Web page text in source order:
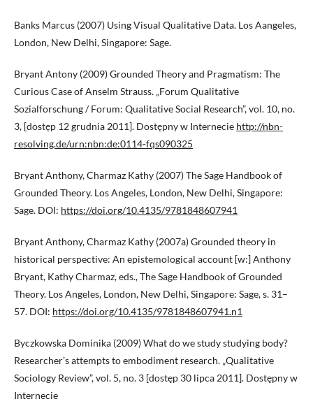
Banks Marcus (2007) Using Visual Qualitative Data. Los Aangeles,
London, New Delhi, Singapore: Sage.
Bryant Antony (2009) Grounded Theory and Pragmatism: The
Curious Case of Anselm Strauss. „Forum Qualitative
Sozialforschung / Forum: Qualitative Social Research”, vol. 10, no.
3, [dostęp 12 grudnia 2011]. Dostępny w Internecie http://nbn-
resolving.de/urn:nbn:de:0114-fqs090325
Bryant Anthony, Charmaz Kathy (2007) The Sage Handbook of
Grounded Theory. Los Angeles, London, New Delhi, Singapore:
Sage. DOI: https://doi.org/10.4135/9781848607941
Bryant Anthony, Charmaz Kathy (2007a) Grounded theory in
historical perspective: An epistemological account [w:] Anthony
Bryant, Kathy Charmaz, eds., The Sage Handbook of Grounded
Theory. Los Angeles, London, New Delhi, Singapore: Sage, s. 31–
57. DOI: https://doi.org/10.4135/9781848607941.n1
Byczkowska Dominika (2009) What do we study studying body?
Researcher’s attempts to embodiment research. „Qualitative
Sociology Review”, vol. 5, no. 3 [dostęp 30 lipca 2011]. Dostępny w
Internecie